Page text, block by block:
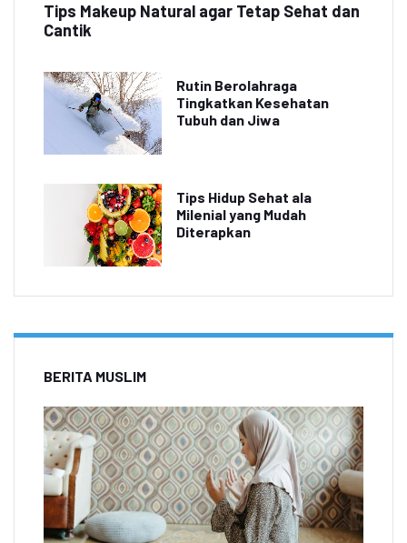
Tips Makeup Natural agar Tetap Sehat dan
Cantik
Rutin Berolahraga
Tingkatkan Kesehatan
Tubuh dan Jiwa
Tips Hidup Sehat ala
Milenial yang Mudah
Diterapkan
BERITA MUSLIM